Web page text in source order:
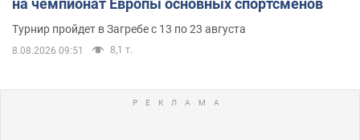
Турнир пройдет в Загребе с 13 по 23 августа
8.08.2026 09:51 8,1 т.